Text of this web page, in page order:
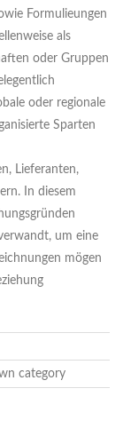
Formulieungen
als
oder Gruppen
oder regionale
Sparten
Lieferanten,
In diesem
um eine
mögen
category